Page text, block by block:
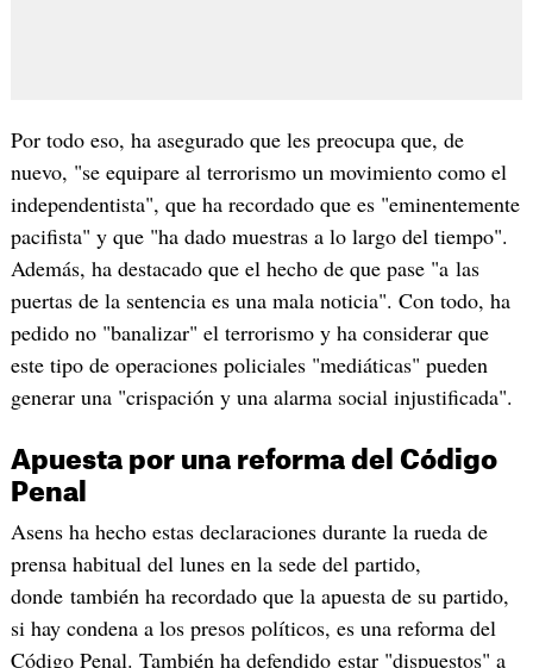
Por todo eso, ha asegurado que les preocupa que, de
nuevo, "se equipare al terrorismo un movimiento como el
independentista", que ha recordado que es "eminentemente
pacifista" y que "ha dado muestras a lo largo del tiempo".
Además, ha destacado que el hecho de que pase "a las
puertas de la sentencia es una mala noticia". Con todo, ha
pedido no "banalizar" el terrorismo y ha considerar que
este tipo de operaciones policiales "mediáticas" pueden
generar una "crispación y una alarma social injustificada".
Apuesta por una reforma del Código
Penal
Asens ha hecho estas declaraciones durante la rueda de
prensa habitual del lunes en la sede del partido,
donde también ha recordado que la apuesta de su partido,
si hay condena a los presos políticos, es una reforma del
Código Penal. También ha defendido estar "dispuestos" a